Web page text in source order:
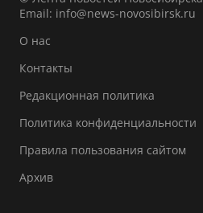
Email: info@news-novosibirsk.ru
О нас
Контакты
Редакционная политика
Политика конфиденциальности
Правила пользования сайтом
Архив